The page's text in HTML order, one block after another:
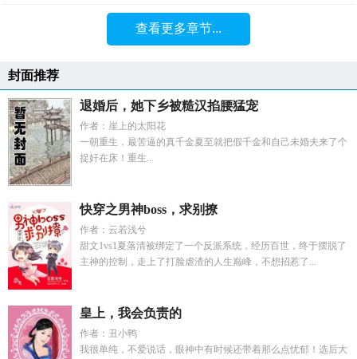
查看更多章节...
封面推荐
退婚后，她下乡被糙汉掐腰猛宠
作者：崖上的太阳花
一朝重生，最苦逼的真千金夏至就把假千金和自己未婚夫来了个
捉奸在床！重生...
快穿之男神boss，求别撩
作者：云若浅兮
甜文1vs1夏落清被绑定了一个反派系统，经历百世，终于摆脱了
主神的控制，走上了打脸虐渣的人生巅峰，不想招惹了...
皇上，我会负责的
作者：丑小鸭
我很单纯，不爱说话，眼神中有时候还带着那么点忧郁！选后大